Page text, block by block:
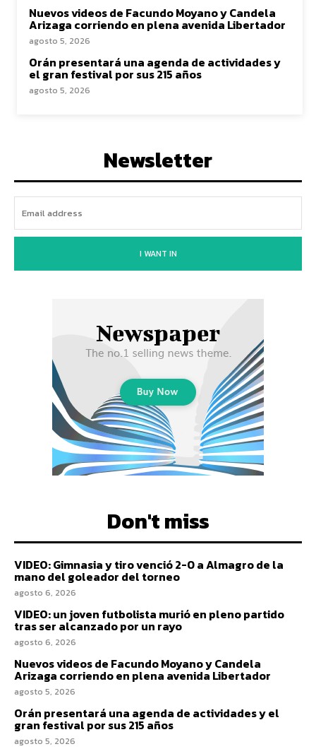
Nuevos videos de Facundo Moyano y Candela
Arizaga corriendo en plena avenida Libertador
agosto 5, 2026
Orán presentará una agenda de actividades y
el gran festival por sus 215 años
agosto 5, 2026
Newsletter
I WANT IN
Don't miss
VIDEO: Gimnasia y tiro venció 2-0 a Almagro de la
mano del goleador del torneo
agosto 6, 2026
VIDEO: un joven futbolista murió en pleno partido
tras ser alcanzado por un rayo
agosto 6, 2026
Nuevos videos de Facundo Moyano y Candela
Arizaga corriendo en plena avenida Libertador
agosto 5, 2026
Orán presentará una agenda de actividades y el
gran festival por sus 215 años
agosto 5, 2026